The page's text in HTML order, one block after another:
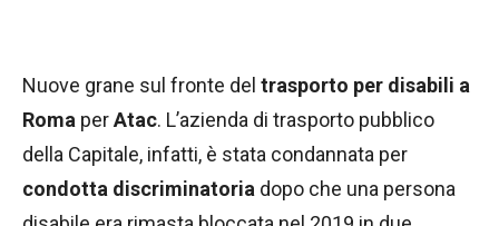
Nuove grane sul fronte del trasporto per disabili a
Roma perAtac. L’azienda di trasporto pubblico
della Capitale, infatti, è stata condannata per
condotta discriminatoria dopo che una persona